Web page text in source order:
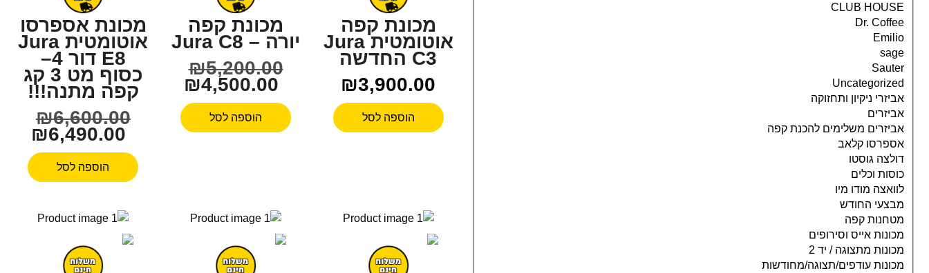
CLUB HOUSE
Dr. Coffee
Emilio
sage
Sauter
Uncategorized
אביזרי ניקיון ותחזוקה
אביזרים
אביזרים משלימים להכנת קפה
אספרסו קלאב
דולצה גוסטו
כוסות וכלים
לוואצה מודו מיו
מבצעי החודש
מטחנות קפה
מכונות אייס וסירופים
מכונות מתצוגה / יד 2
מכונות עודפים/תצוגה/מחודשות
מכונת קפה
אוטומטית Jura
C3 החדשה
₪3,900.00
הוספה לסל
מכונת קפה
יורה – Jura C8
₪5,200.00
₪4,500.00
הוספה לסל
מכונת אספרסו
אוטומטית Jura
E8 דור 4–
כסוף מט 3 קג
קפה מתנה!!!
₪6,600.00
₪6,490.00
הוספה לסל